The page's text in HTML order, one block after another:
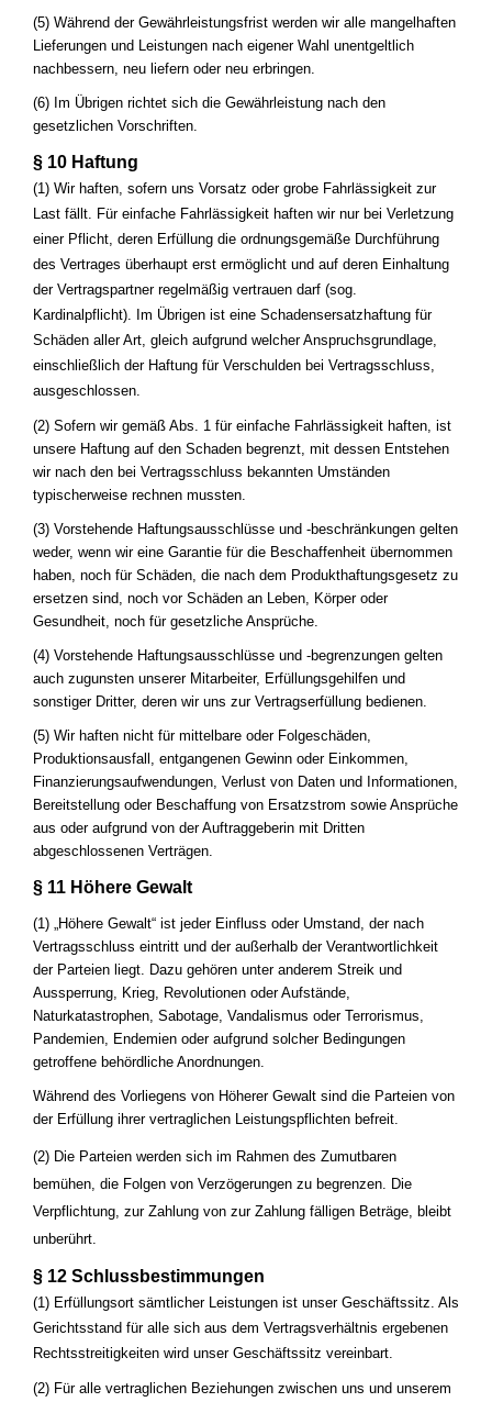
(5) Während der Gewährleistungsfrist werden wir alle mangelhaften
Lieferungen und Leistungen nach eigener Wahl unentgeltlich
nachbessern, neu liefern oder neu erbringen.
(6) Im Übrigen richtet sich die Gewährleistung nach den
gesetzlichen Vorschriften.
§ 10 Haftung
(1) Wir haften, sofern uns Vorsatz oder grobe Fahrlässigkeit zur
Last fällt. Für einfache Fahrlässigkeit haften wir nur bei Verletzung
einer Pflicht, deren Erfüllung die ordnungsgemäße Durchführung
des Vertrages überhaupt erst ermöglicht und auf deren Einhaltung
der Vertragspartner regelmäßig vertrauen darf (sog.
Kardinalpflicht). Im Übrigen ist eine Schadensersatzhaftung für
Schäden aller Art, gleich aufgrund welcher Anspruchsgrundlage,
einschließlich der Haftung für Verschulden bei Vertragsschluss,
ausgeschlossen.
(2) Sofern wir gemäß Abs. 1 für einfache Fahrlässigkeit haften, ist
unsere Haftung auf den Schaden begrenzt, mit dessen Entstehen
wir nach den bei Vertragsschluss bekannten Umständen
typischerweise rechnen mussten.
(3) Vorstehende Haftungsausschlüsse und -beschränkungen gelten
weder, wenn wir eine Garantie für die Beschaffenheit übernommen
haben, noch für Schäden, die nach dem Produkthaftungsgesetz zu
ersetzen sind, noch vor Schäden an Leben, Körper oder
Gesundheit, noch für gesetzliche Ansprüche.
(4) Vorstehende Haftungsausschlüsse und -begrenzungen gelten
auch zugunsten unserer Mitarbeiter, Erfüllungsgehilfen und
sonstiger Dritter, deren wir uns zur Vertragserfüllung bedienen.
(5) Wir haften nicht für mittelbare oder Folgeschäden,
Produktionsausfall, entgangenen Gewinn oder Einkommen,
Finanzierungsaufwendungen, Verlust von Daten und Informationen,
Bereitstellung oder Beschaffung von Ersatzstrom sowie Ansprüche
aus oder aufgrund von der Auftraggeberin mit Dritten
abgeschlossenen Verträgen.
§ 11 Höhere Gewalt
(1) „Höhere Gewalt“ ist jeder Einfluss oder Umstand, der nach
Vertragsschluss eintritt und der außerhalb der Verantwortlichkeit
der Parteien liegt. Dazu gehören unter anderem Streik und
Aussperrung, Krieg, Revolutionen oder Aufstände,
Naturkatastrophen, Sabotage, Vandalismus oder Terrorismus,
Pandemien, Endemien oder aufgrund solcher Bedingungen
getroffene behördliche Anordnungen.
Während des Vorliegens von Höherer Gewalt sind die Parteien von
der Erfüllung ihrer vertraglichen Leistungspflichten befreit.
(2) Die Parteien werden sich im Rahmen des Zumutbaren
bemühen, die Folgen von Verzögerungen zu begrenzen. Die
Verpflichtung, zur Zahlung von zur Zahlung fälligen Beträge, bleibt
unberührt.
§ 12 Schlussbestimmungen
(1) Erfüllungsort sämtlicher Leistungen ist unser Geschäftssitz. Als
Gerichtsstand für alle sich aus dem Vertragsverhältnis ergebenen
Rechtsstreitigkeiten wird unser Geschäftssitz vereinbart.
(2) Für alle vertraglichen Beziehungen zwischen uns und unserem